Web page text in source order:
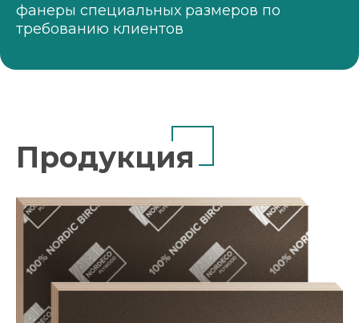
фанеры специальных размеров по
требованию клиентов
Продукция